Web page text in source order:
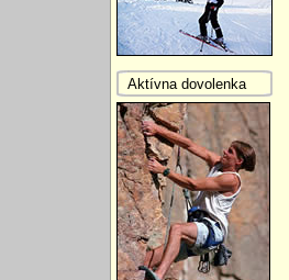
Aktívna dovolenka